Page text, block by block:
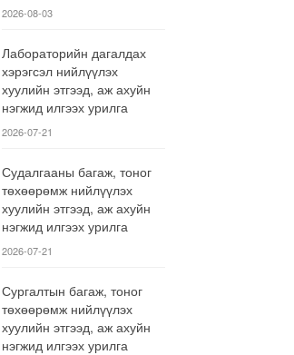
2026-08-03
Лабораторийн дагалдах
хэрэгсэл нийлүүлэх
хуулийн этгээд, аж ахуйн
нэгжид илгээх урилга
2026-07-21
Судалгааны багаж, тоног
төхөөрөмж нийлүүлэх
хуулийн этгээд, аж ахуйн
нэгжид илгээх урилга
2026-07-21
Сургалтын багаж, тоног
төхөөрөмж нийлүүлэх
хуулийн этгээд, аж ахуйн
нэгжид илгээх урилга